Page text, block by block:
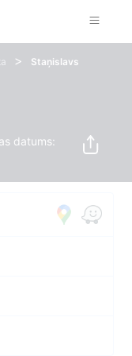
>
Staņislavs
datums: